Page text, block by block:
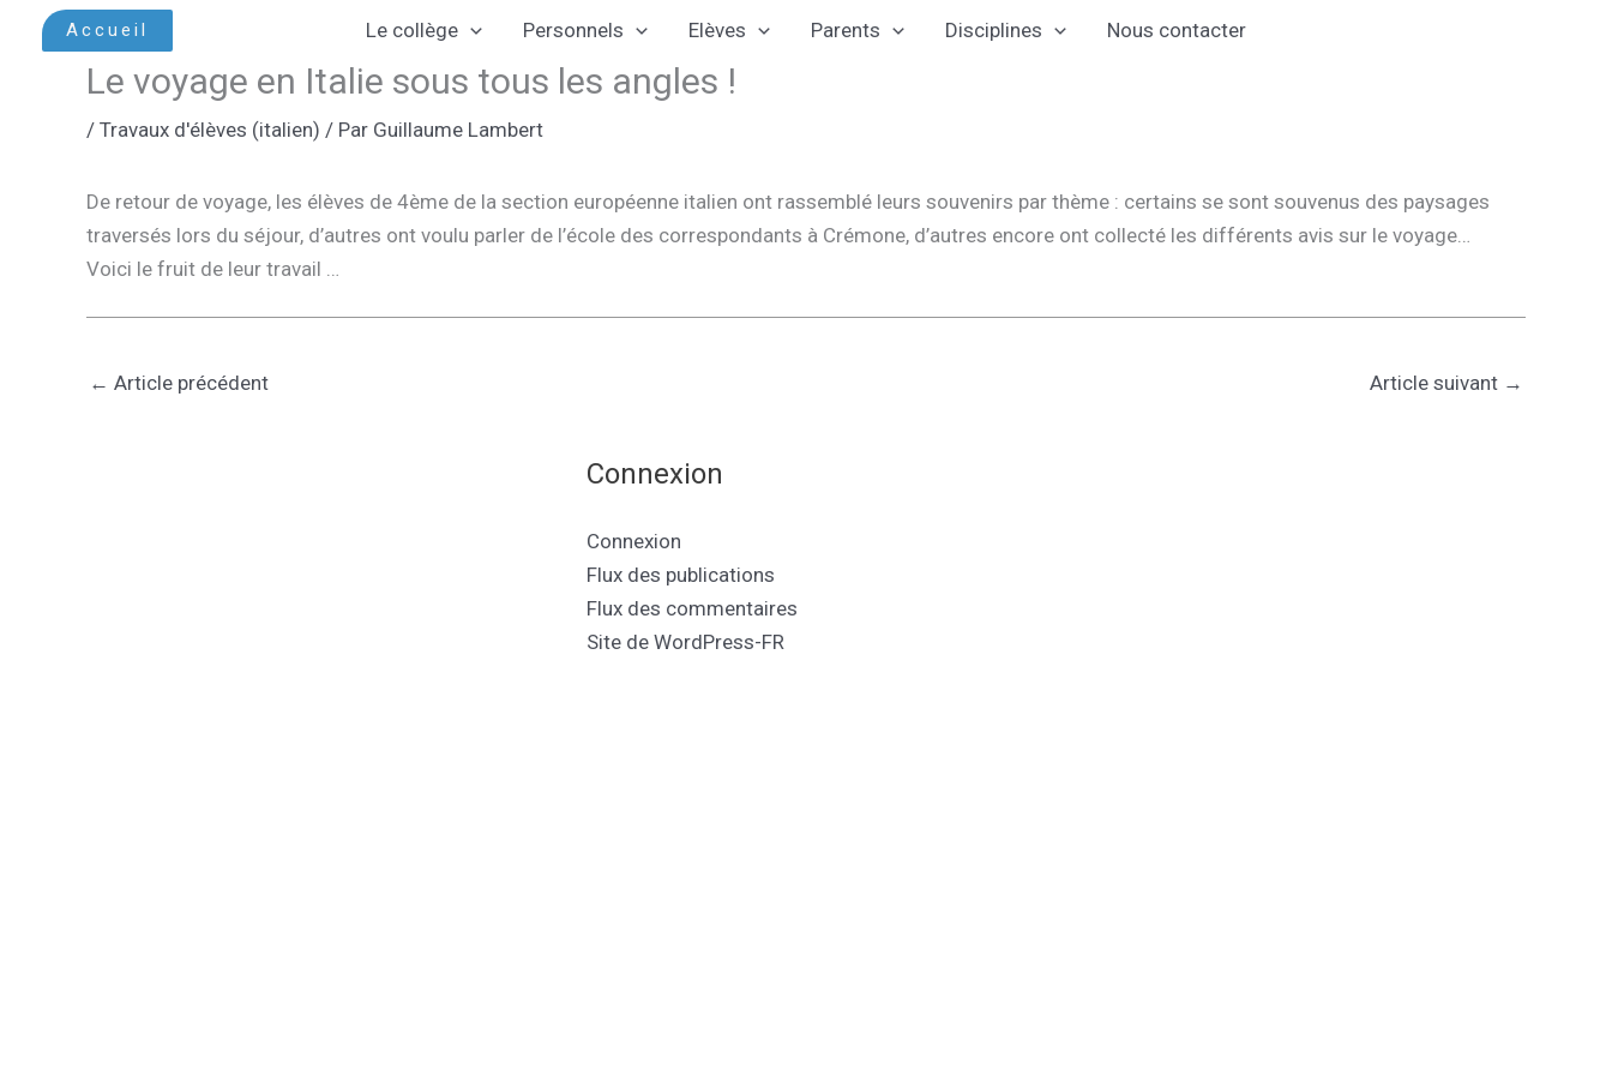
Accueil Le collège Personnels Elèves Parents Disciplines Nous contacter
Le voyage en Italie sous tous les angles !
/ Travaux d'élèves (italien) / Par Guillaume Lambert
De retour de voyage, les élèves de 4ème de la section européenne italien ont rassemblé leurs souvenirs par thème : certains se sont souvenus des paysages
traversés lors du séjour, d’autres ont voulu parler de l’école des correspondants à Crémone, d’autres encore ont collecté les différents avis sur le voyage…
Voici le fruit de leur travail …
← Article précédent Article suivant →
Connexion
Connexion
Flux des publications
Flux des commentaires
Site de WordPress-FR